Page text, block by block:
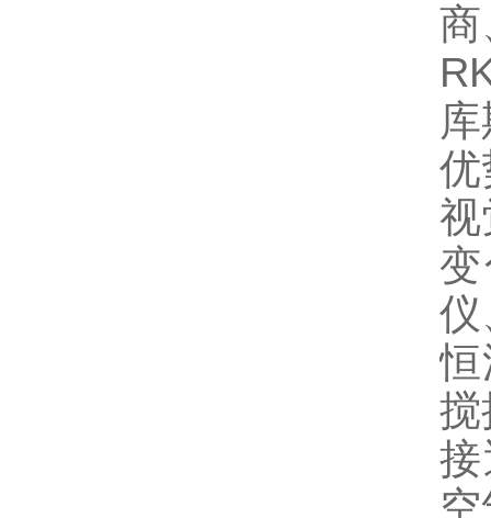
商
优
视
仪
搅